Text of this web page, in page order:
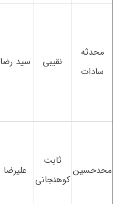
محدثه
سادات
نقیبی سید رضا
محدحسین
ثابت
کوهنجانی
علیرضا